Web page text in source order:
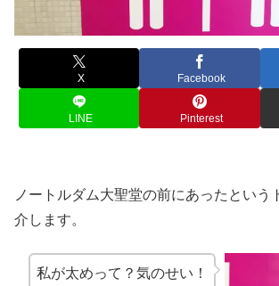
X Facebook
LINE Pinterest
ノートルダム大聖堂の前にあったという
介します。
私が太めって？気のせい！